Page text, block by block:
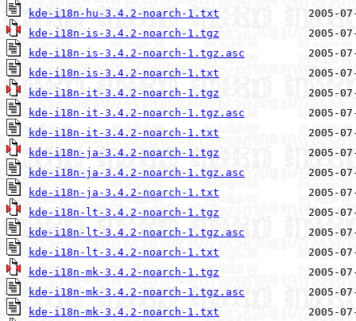
kde-i18n-hu-3.4.2-noarch-1.txt
kde-i18n-is-3.4.2-noarch-1.tgz
kde-i18n-is-3.4.2-noarch-1.tgz.asc
kde-i18n-is-3.4.2-noarch-1.txt
kde-i18n-it-3.4.2-noarch-1.tgz
kde-i18n-it-3.4.2-noarch-1.tgz.asc
kde-i18n-it-3.4.2-noarch-1.txt
kde-i18n-ja-3.4.2-noarch-1.tgz
kde-i18n-ja-3.4.2-noarch-1.tgz.asc
kde-i18n-ja-3.4.2-noarch-1.txt
kde-i18n-lt-3.4.2-noarch-1.tgz
kde-i18n-lt-3.4.2-noarch-1.tgz.asc
kde-i18n-lt-3.4.2-noarch-1.txt
kde-i18n-mk-3.4.2-noarch-1.tgz
kde-i18n-mk-3.4.2-noarch-1.tgz.asc
kde-i18n-mk-3.4.2-noarch-1.txt